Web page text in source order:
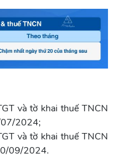
và tờ khai thuế TNCN
2024;
và tờ khai thuế TNCN
09/2024.